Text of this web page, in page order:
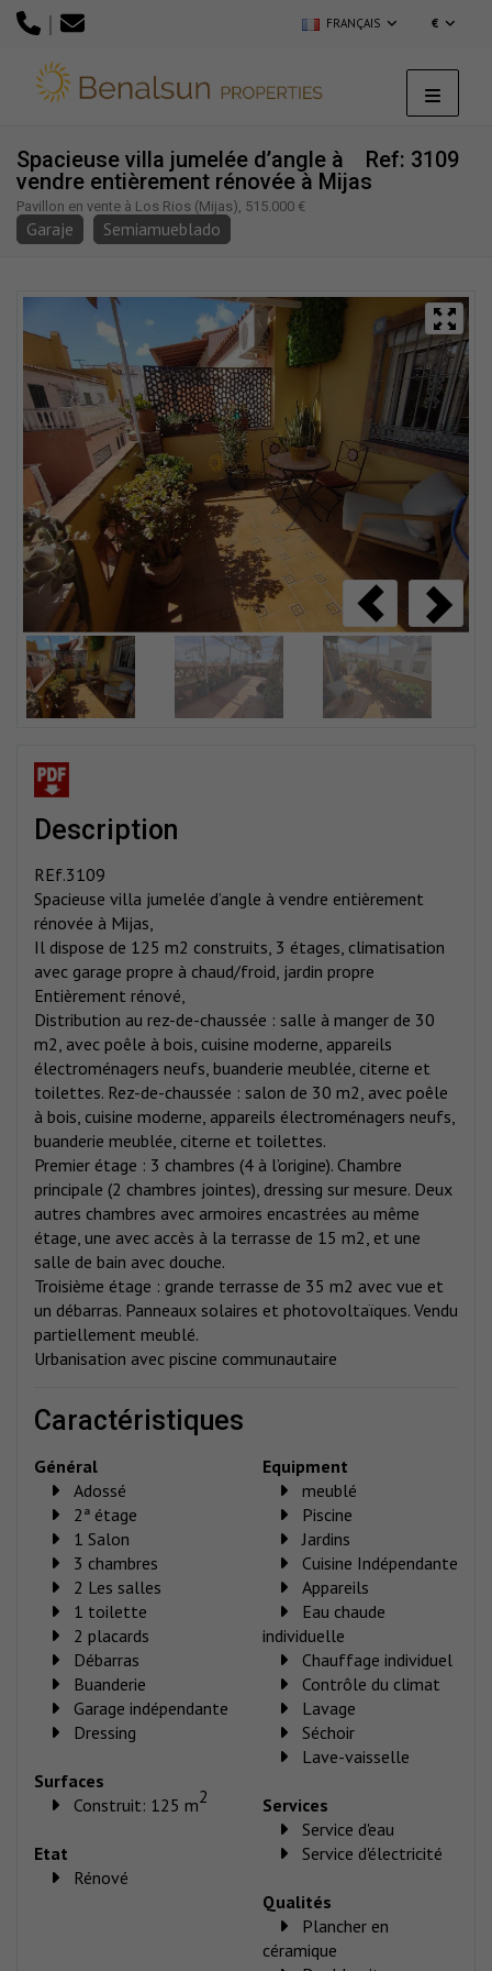
| FRANÇAIS €
Ref: 3109
Spacieuse villa jumelée d’angle à
vendre entièrement rénovée à Mijas
Pavillon en vente à Los Rios (Mijas), 515.000 €
Garaje Semiamueblado
description
REf.3109
Spacieuse villa jumelée d’angle à vendre entièrement
rénovée à Mijas,
Il dispose de 125 m2 construits, 3 étages, climatisation
avec garage propre à chaud/froid, jardin propre
Entièrement rénové,
Distribution au rez-de-chaussée : salle à manger de 30
m2, avec poêle à bois, cuisine moderne, appareils
électroménagers neufs, buanderie meublée, citerne et
toilettes. Rez-de-chaussée : salon de 30 m2, avec poêle
à bois, cuisine moderne, appareils électroménagers neufs,
buanderie meublée, citerne et toilettes.
Premier étage : 3 chambres (4 à l’origine). Chambre
principale (2 chambres jointes), dressing sur mesure. Deux
autres chambres avec armoires encastrées au même
étage, une avec accès à la terrasse de 15 m2, et une
salle de bain avec douche.
Troisième étage : grande terrasse de 35 m2 avec vue et
un débarras. Panneaux solaires et photovoltaïques. Vendu
partiellement meublé.
Urbanisation avec piscine communautaire
caractéristiques
Général
Adossé
2ª étage
1 Salon
3 chambres
2 Les salles
1 toilette
2 placards
Débarras
Buanderie
Garage indépendante
Dressing
Surfaces
Construit: 125 m2
Etat
Rénové
Equipment
meublé
Piscine
Jardins
Cuisine Indépendante
Appareils
Eau chaude
individuelle
Chauffage individuel
Contrôle du climat
Lavage
Séchoir
Lave-vaisselle
Services
Service d'eau
Service d'électricité
Qualités
Plancher en
céramique